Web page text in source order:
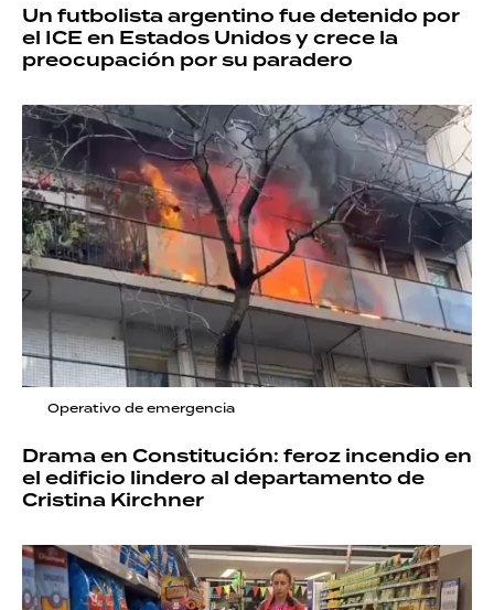
Un futbolista argentino fue detenido por
el ICE en Estados Unidos y crece la
preocupación por su paradero
Operativo de emergencia
Drama en Constitución: feroz incendio en
el edificio lindero al departamento de
Cristina Kirchner